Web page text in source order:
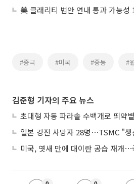
#증극 #미국 #중동 #
김준형 기자의 주요 뉴스
미국, 엿새 만에 대이란 공습 재개⋯